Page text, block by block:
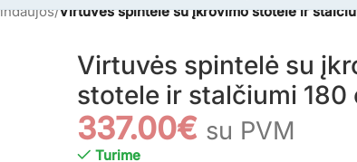
/Virtuvės spintelė su įkrovimo stotele ir
Virtuvės spintelė su
stotele ir stalčiumi 180
337.00€ su PVM
Turime